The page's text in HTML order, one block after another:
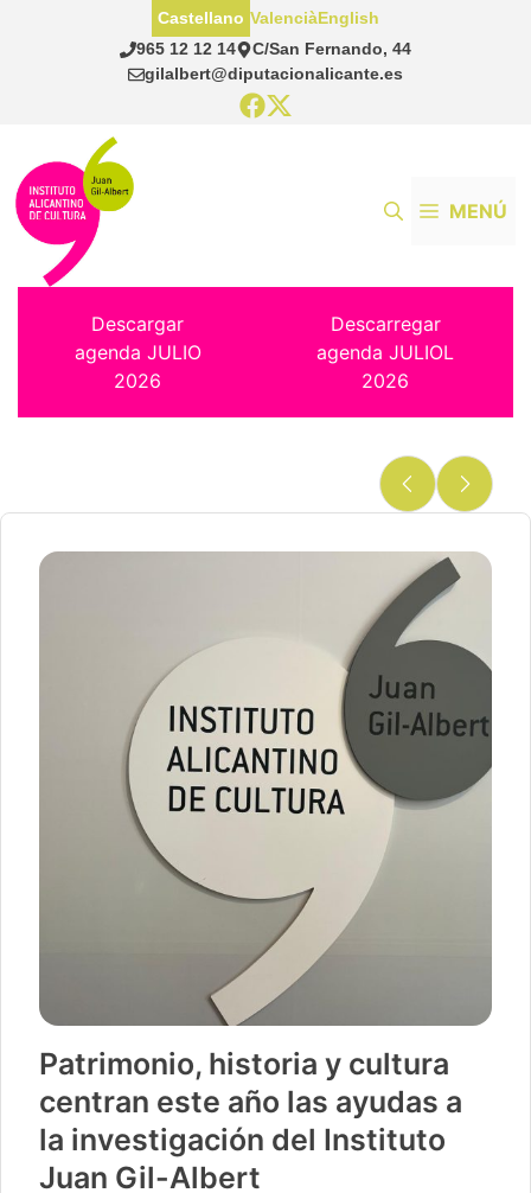
965 12 12 14
C/San Fernando, 44
gilalbert@diputacionalicante.es
Castellano ValenciàEnglish
MENÚ
Descargar
agenda JULIO
2026
Descarregar
agenda JULIOL
2026
Patrimonio, historia y cultura
centran este año las ayudas a
la investigación del Instituto
Juan Gil-Albert